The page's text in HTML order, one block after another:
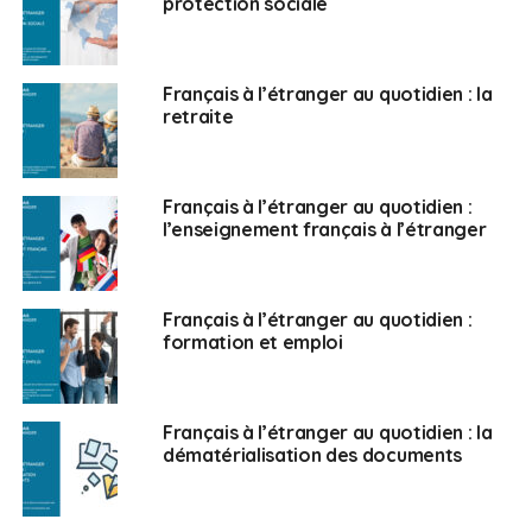
ou indirecte.
FAE :
Cette enquête vous permet-elle de dresser un
portrait-robot des EFE ?
C.M. :Il est difficile de dresser un portrait-robot. Ces
entrepreneurs sont à l’image de la France, dans des
activités différentes avec des savoir-faire différents à
mettre en avant. Ils ont un élément en commun : celui
d’arriver en territoire inconnu et de démarrer une
nouvelle aventure professionnelle.
FAE :Amélia Lakrafi, ont-ils du mal avec cette crise ?
Amélia Lakrafi :
eu beaucoup de remontées de terrain. Cela m’a permis
de lancer une enquête de 4/5 questions et 400 EFE y
ont répondu. Ils nous expliquent qu’ils souffrent
beaucoup. Ils ont besoin d’aide sur des petits
Français à l’étranger au quotidien : la
retraite
Français à l’étranger au quotidien :
l’enseignement français à l’étranger
Français à l’étranger au quotidien :
formation et emploi
Français à l’étranger au quotidien : la
dématérialisation des documents